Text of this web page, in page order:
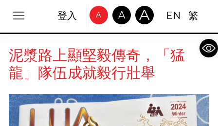
登入 A A A EN 繁
泥漿路上顯堅毅傳奇，「猛
龍」隊伍成就毅行壯舉